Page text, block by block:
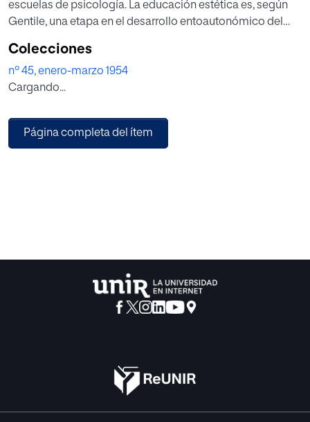
escuelas de psicología. La educación estética es, según
Gentile, una etapa en el desarrollo entoautonómico del
atribuye a la educación estética una gran extensión,
establece una distinción entre educación estética y
educación artística, y denuncia costumbres , las reglas y la
En el segundo, el psicoanálisis y otras psicologías
actuales, ha sido superado. Pero nos queda la certeza de
que la realización estética del niño está íntimamente
relacionada con sus tendencias creativas y
Colecciones
nº 45, enero-marzo 1954
Cargando...
Página completa del ítem